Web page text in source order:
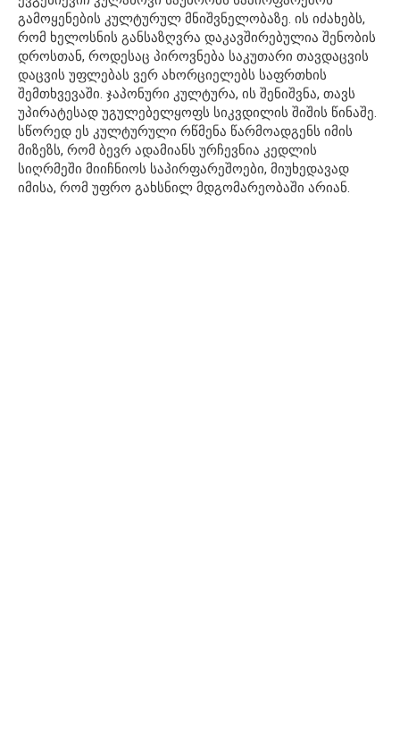
გამოყენების კულტურულ მნიშვნელობაზე. ის იძახებს,
რომ ხელოსნის განსაზღვრა დაკავშირებულია შენობის
დროსთან, როდესაც პიროვნება საკუთარი თავდაცვის
დაცვის უფლებას ვერ ახორციელებს საფრთხის
შემთხვევაში. ჯაპონური კულტურა, ის შენიშვნა, თავს
უპირატესად უგულებელყოფს სიკვდილის შიშის წინაშე.
სწორედ ეს კულტურული რწმენა წარმოადგენს იმის
მიზეზს, რომ ბევრ ადამიანს ურჩევნია კედლის
სიღრმეში მიიჩნიოს საპირფარეშოები, მიუხედავად
იმისა, რომ უფრო გახსნილ მდგომარეობაში არიან.